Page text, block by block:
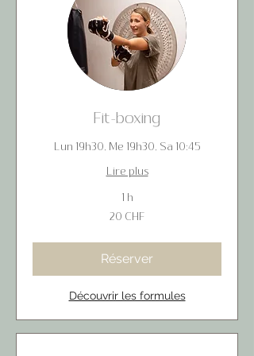
Fit-boxing
Lun 19h30, Me 19h30, Sa 10:45
Lire plus
1 h
20 CHF
Réserver
Découvrir les formules